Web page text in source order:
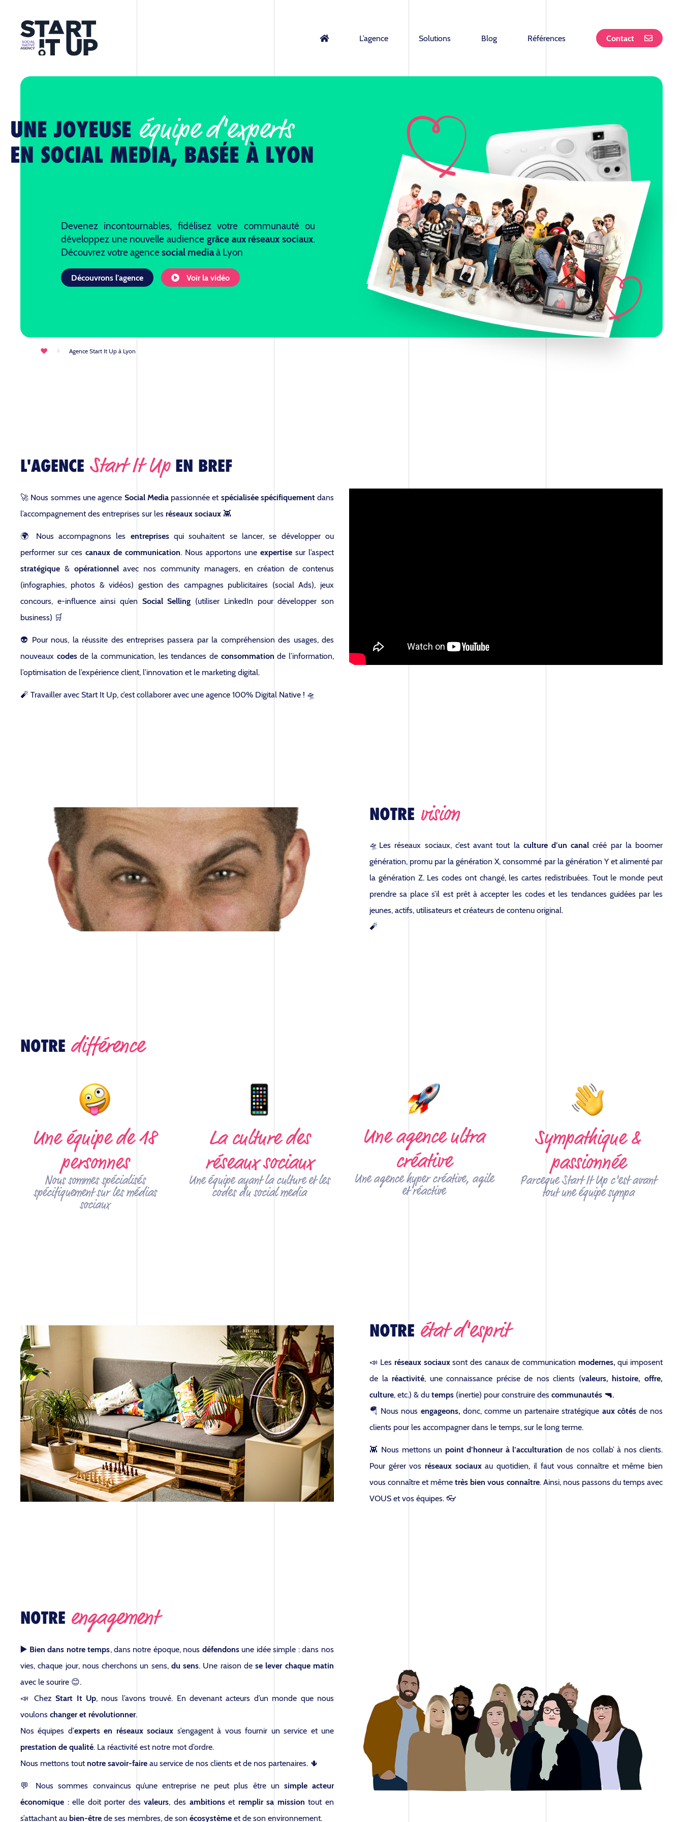
L’agence Solutions Blog Références Contact
UNE JOYEUSE équipe d'experts
EN SOCIAL MEDIA, BASÉE À LYON
Devenez incontournables, fidélisez votre communauté ou
développez une nouvelle audiencegrâce aux réseaux sociaux.
Découvrez votre agencesocial mediaà Lyon
Découvrons l'agence Voir la vidéo
Agence Start It Up à Lyon
L'AGENCE Start It UpEN BREF
🚀 Nous sommes une agence Social Mediapassionnée etspécialisée spécifiquementdans
l’accompagnement des entreprises sur les réseaux sociaux 👾
🌍 Nous accompagnons les entreprisesqui souhaitent se lancer, se développer ou
performer sur ces canaux de communication. Nous apportons une expertise sur l’aspect
stratégique & opérationnelavec nos community managers, en création de contenus
(infographies, photos & vidéos) gestion des campagnes publicitaires (social Ads), jeux
concours, e-influence ainsi qu’en Social Selling (utiliser LinkedIn pour développer son
business) 🛒
👽 Pour nous, la réussite des entreprises passera par la compréhension des usages, des
nouveaux codesde la communication, les tendances de consommation de l’information,
l’optimisation de l’expérience client, l’innovation et le marketing digital.
🧨 Travailler avec Start It Up, c’est collaborer avec une agence 100% Digital Native ! 🛸
NOTRE vision
🛸 Les réseaux sociaux, c’est avant tout la culture d’un canal créé par la boomer
génération, promu par la génération X, consommé par la génération Y et alimenté par
la génération Z. Les codes ont changé, les cartes redistribuées. Tout le monde peut
prendre sa place s’il est prêt à accepter les codes et les tendances guidées par les
jeunes, actifs, utilisateurs et créateurs de contenu original.
🧨
NOTRE différence
Une équipe de 18
personnes
Nous sommes spécialisés
spécifiquement sur les médias
sociaux
La culture des
réseaux sociaux
Une équipe ayant la culture et les
codes du social media
Une agence ultra
créative
Une agence hyper créative, agile
et réactive
Sympathique &
passionnée
Parceque Start It Up c'est avant
tout une équipe sympa
NOTRE état d'esprit
📣 Les réseaux sociauxsont des canaux de communication modernes, qui imposent
de la réactivité, une connaissance précise de nos clients (valeurs, histoire, offre,
culture, etc.) & dutemps (inertie) pour construire descommunautés 🔫.
🪂 Nous nous engageons, donc, comme un partenaire stratégique aux côtésde nos
clients pour les accompagner dans le temps, sur le long terme.
👾 Nous mettons un point d’honneur à l’acculturation de nos collab’ à nos clients.
Pour gérer vos réseaux sociauxau quotidien, il faut vous connaître et même bien
vous connaître et mêmetrès bien vous connaître. Ainsi, nous passons du temps avec
VOUS et vos équipes. 👓
NOTRE engagement
▶️ Bien dans notre temps, dans notre époque, nous défendonsune idée simple : dans nos
vies, chaque jour, nous cherchons un sens, du sens. Une raison dese lever chaque matin
avec le sourire 😊.
📣 ChezStart It Up, nous l’avons trouvé. En devenant acteurs d’un monde que nous
voulonschanger et révolutionner.
Nos équipes d’experts en réseaux sociaux s’engagent à vous fournir un service et une
prestation de qualité. La réactivité est notre mot d’ordre.
Nous mettons toutnotre savoir-faireau service de nos clients et de nos partenaires. 🌵
💬 Nous sommes convaincus qu’une entreprise ne peut plus être un simple acteur
économique : elle doit porter desvaleurs, des ambitionset remplir sa mission tout en
s’attachant au bien-êtrede ses membres, de son écosystèmeet de son environnement.